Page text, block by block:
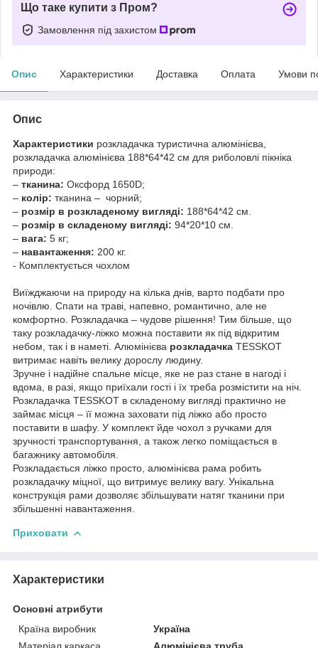
Що таке купити з Пром?
Замовлення під захистом
Опис Характеристики Доставка Оплата Умови
Опис
Характеристики розкладачка туристична алюмінієва,
розкладачка алюмінієва 188*64*42 см для риболовлі пікніка
природи:
– тканина: Оксфорд 1650D;
– колір: тканина – чорний;
– розмір в розкладеному вигляді: 188*64*42 см.
– розмір в складеному вигляді: 94*20*10 см.
– вага: 5 кг;
– навантаження: 200 кг.
- Комплектується чохлом
Виїжджаючи на природу на кілька днів, варто подбати про
ночівлю. Спати на траві, напевно, романтично, але не
комфортно. Розкладачка – чудове рішення! Тим більше, що
таку розкладачку-ліжко можна поставити як під відкритим
небом, так і в наметі. Алюмінієва розкладачка TESSKOT
витримає навіть велику дорослу людину.
Зручне і надійне спальне місце, яке не раз стане в нагоді і
вдома, в разі, якщо приїхали гості і їх треба розмістити на ніч.
Розкладачка TESSKOT в складеному вигляді практично не
займає місця – її можна заховати під ліжко або просто
поставити в шафу. У комплект йде чохол з ручками для
зручності транспортування, а також легко поміщається в
багажнику автомобіля.
Розкладається ліжко просто, алюмінієва рама робить
розкладачку міцної, що витримує велику вагу. Унікальна
конструкція рами дозволяє збільшувати натяг тканини при
збільшенні навантаження.
Приховати
Характеристики
Основні атрибути
Країна виробник
Україна
Матеріал каркаса
Алюмінієва труба